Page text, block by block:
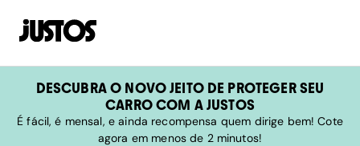
DESCUBRA O NOVO JEITO DE PROTEGER SEU
CARRO COM A JUSTOS
É fácil, é mensal, e ainda recompensa quem dirige bem! Cote
agora em menos de 2 minutos!